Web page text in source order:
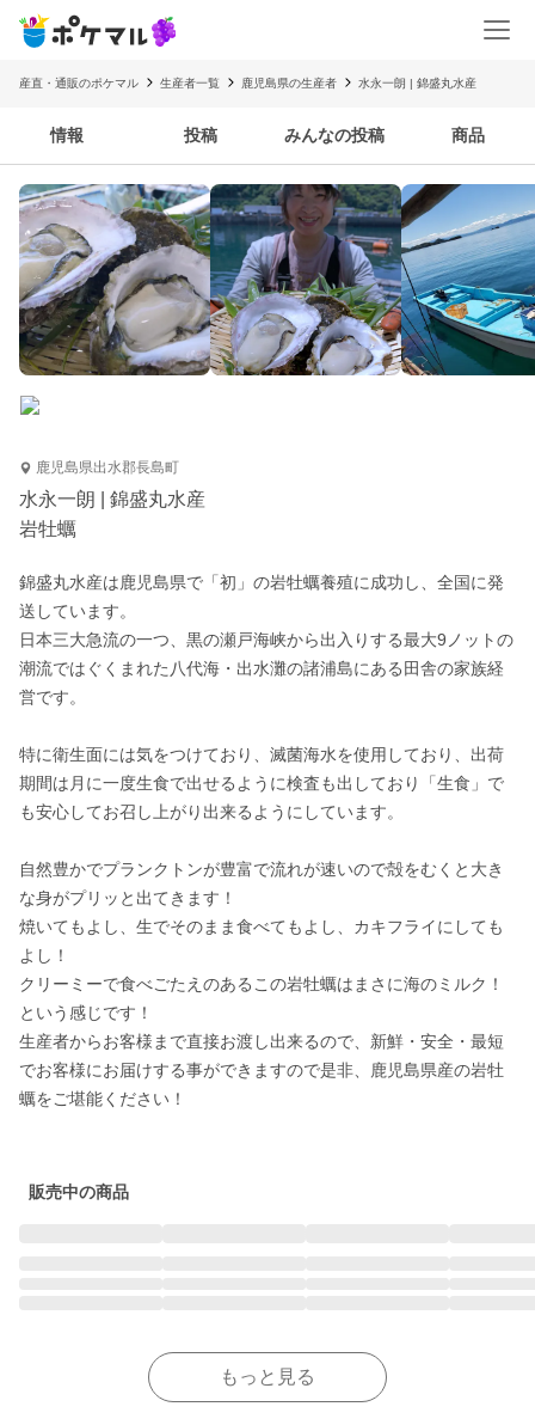
産直・通販のポケマル 生産者一覧 鹿児島県の生産者 水永一朗 | 錦盛丸水産
情報 投稿 みんなの投稿 商品
鹿児島県出水郡長島町
水永一朗 | 錦盛丸水産
岩牡蠣
錦盛丸水産は鹿児島県で「初」の岩牡蠣養殖に成功し、全国に発
送しています。
日本三大急流の一つ、黒の瀬戸海峡から出入りする最大9ノットの
潮流ではぐくまれた八代海・出水灘の諸浦島にある田舎の家族経
営です。
特に衛生面には気をつけており、滅菌海水を使用しており、出荷
期間は月に一度生食で出せるように検査も出しており「生食」で
も安心してお召し上がり出来るようにしています。
自然豊かでプランクトンが豊富で流れが速いので殻をむくと大き
な身がプリッと出てきます！
焼いてもよし、生でそのまま食べてもよし、カキフライにしても
よし！
クリーミーで食べごたえのあるこの岩牡蠣はまさに海のミルク！
という感じです！
生産者からお客様まで直接お渡し出来るので、新鮮・安全・最短
でお客様にお届けする事ができますので是非、鹿児島県産の岩牡
蠣をご堪能ください！
販売中の商品
もっと見る